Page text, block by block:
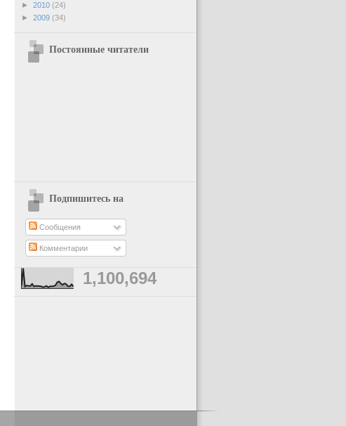
► 2010 (24)
► 2009 (34)
Постоянные читатели
Подпишитесь на
Сообщения
Комментарии
1,100,694